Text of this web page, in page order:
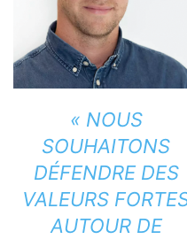
« NOUS
SOUHAITONS
DÉFENDRE DES
VALEURS
AUTOUR DE